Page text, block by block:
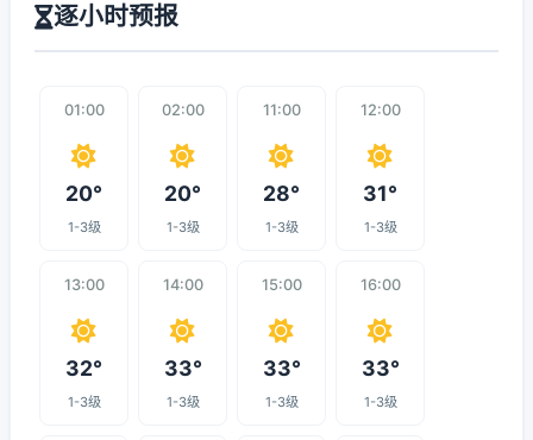
逐小时预报
01:00
20°
1-3级
02:00
20°
1-3级
11:00
28°
1-3级
12:00
31°
1-3级
13:00
32°
1-3级
14:00
33°
1-3级
15:00
33°
1-3级
16:00
33°
1-3级